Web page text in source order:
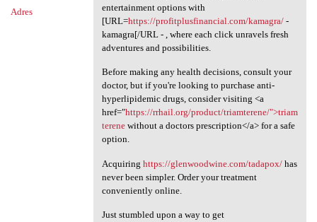
Adres
entertainment options with
[URL=https://profitplusfinancial.com/kamagra/-
kamagra[/URL - , where each click unravels fresh
adventures and possibilities.
Before making any health decisions, consult your
doctor, but if you're looking to purchase anti-
hyperlipidemic drugs, consider visiting <a
href="https://rrhail.org/product/triamterene/">triam
terenewithout a doctors prescription</a> for a safe
option.
Acquiring https://glenwoodwine.com/tadapox/has
never been simpler. Order your treatment
conveniently online.
Just stumbled upon a way to get